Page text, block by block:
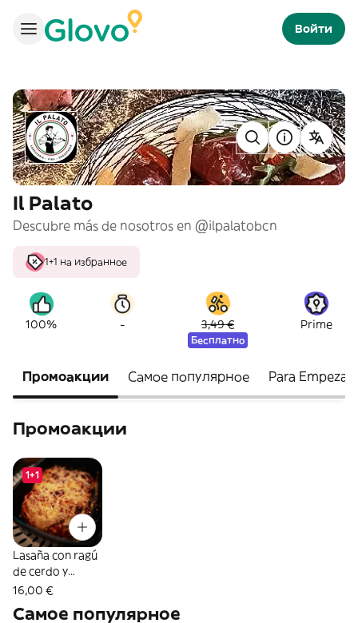
Войти
Il Palato
Descubre más de nosotros en @ilpalatobcn
1+1 на избранное
100% - 3,49 €
Бесплатно
Prime
Промоакции Самое популярное Para Empezar
Промоакции
1+1
Lasaña con ragú
de cerdo y
ternera
16,00 €
Самое популярное